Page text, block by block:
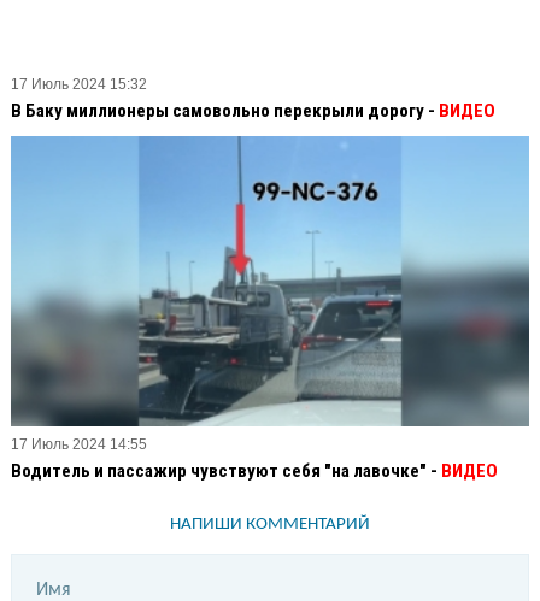
17 Июль 2024 15:32
В Баку миллионеры самовольно перекрыли дорогу - ВИДЕО
17 Июль 2024 14:55
Водитель и пассажир чувствуют себя "на лавочке" - ВИДЕО
НАПИШИ КОММЕНТАРИЙ
Имя